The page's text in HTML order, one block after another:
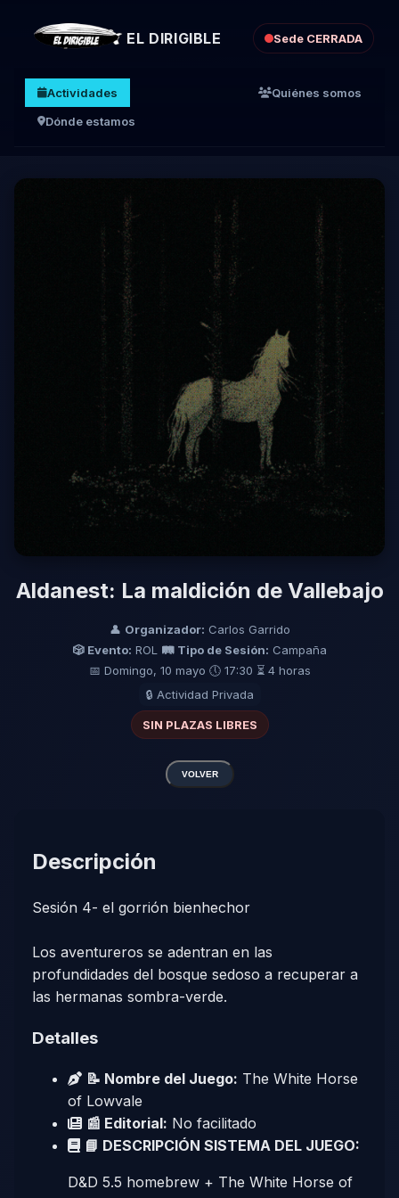
EL DIRIGIBLE Sede CERRADA
Actividades
Quiénes somos
Dónde estamos
Aldanest: La maldición de Vallebajo
👤 Organizador: Carlos Garrido
🎲 Evento: ROL 🛤️ Tipo de Sesión: Campaña
📅 Domingo, 10 mayo 🕔 17:30 ⏳ 4 horas
🔒 Actividad Privada
SIN PLAZAS LIBRES
VOLVER
Descripción
Sesión 4- el gorrión bienhechor
Los aventureros se adentran en las
profundidades del bosque sedoso a recuperar a
las hermanas sombra-verde.
Detalles
📝 Nombre del Juego: The White Horse
of Lowvale
📰 Editorial: No facilitado
📘 DESCRIPCIÓN SISTEMA DEL JUEGO:
D&D 5.5 homebrew + The White Horse of